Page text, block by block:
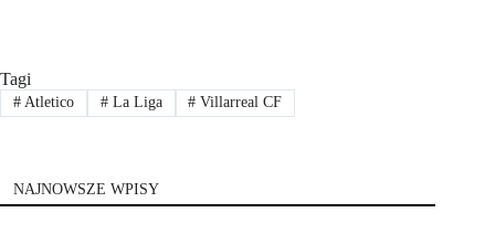
Tagi
#Atletico #La Liga # Villarreal CF
NAJNOWSZE WPISY